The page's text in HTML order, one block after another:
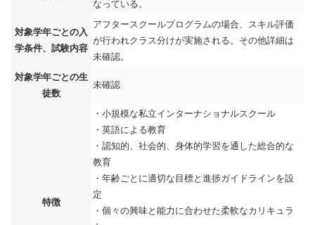
なっている。
対象学年ごとの入
学条件、試験内容
アフタースクールプログラムの場合、スキル評価
が行われクラス分けが実施される。その他詳細は
未確認。
対象学年ごとの生
徒数
未確認
特徴
・小規模な私立インターナショナルスクール
・英語による教育
・認知的、社会的、身体的学習を通した総合的な
教育
・年齢ごとに適切な目標と進捗ガイドラインを設
定
・個々の興味と能力に合わせた柔軟なカリキュラ